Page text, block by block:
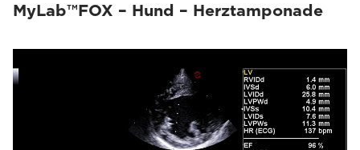
MyLab™FOX – Hund – Herztamponade